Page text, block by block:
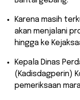
​Karena masih
akan menjalani
hingga ke
​Kepala Dinas
(Kadisdagperin)
pemeriksaan